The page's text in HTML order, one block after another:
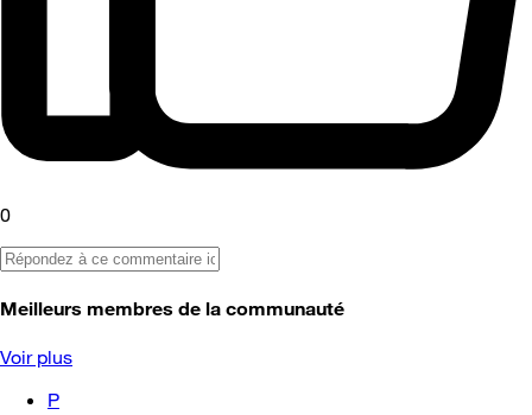
0
Meilleurs membres de la communauté
Voir plus
P